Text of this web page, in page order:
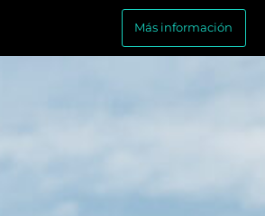
Más información